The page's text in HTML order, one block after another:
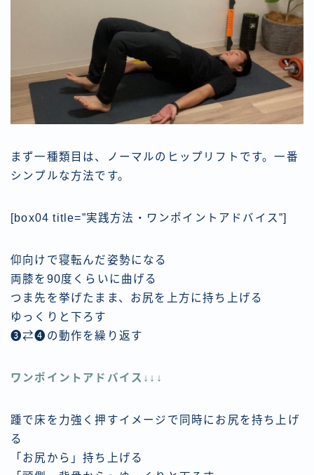
まず一種類目は、ノーマルのヒップリフトです。一番
シンプルな方法です。
[box04 title=”実践方法・ワンポイントアドバイス”]
仰向けで寝転んだ姿勢になる
両膝を90度くらいに曲げる
つま先を挙げたまま、お尻を上方に持ち上げる
ゆっくりと下ろす
❸⇄❹の動作を繰り返す
ワンポイントアドバイス↓↓↓
踵で床を力強く押すイメージで同時にお尻を持ち上げ
る
「お尻から」持ち上げる